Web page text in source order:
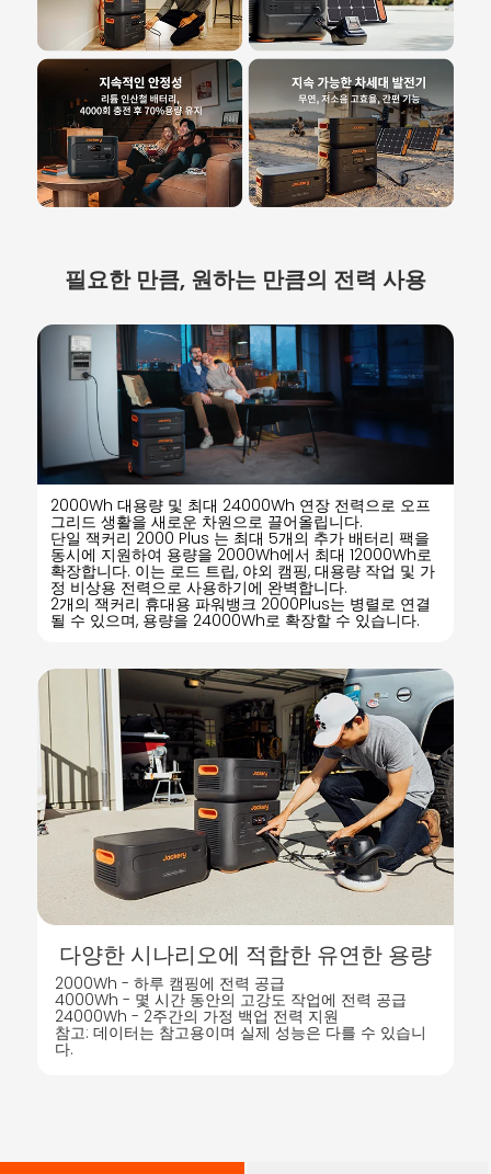
필요한 만큼, 원하는 만큼의 전력 사용
2000Wh 대용량 및 최대 24000Wh 연장 전력으로 오프
그리드 생활을 새로운 차원으로 끌어올립니다.
단일 잭커리 2000 Plus 는 최대 5개의 추가 배터리 팩을
동시에 지원하여 용량을 2000Wh에서 최대 12000Wh로
확장합니다. 이는 로드 트립, 야외 캠핑, 대용량 작업 및 가
정 비상용 전력으로 사용하기에 완벽합니다.
2개의 잭커리 휴대용 파워뱅크 2000Plus는 병렬로 연결
될 수 있으며, 용량을 24000Wh로 확장할 수 있습니다.
다양한 시나리오에 적합한 유연한 용량
2000Wh - 하루 캠핑에 전력 공급
4000Wh - 몇 시간 동안의 고강도 작업에 전력 공급
24000Wh - 2주간의 가정 백업 전력 지원
참고: 데이터는 참고용이며 실제 성능은 다를 수 있습니
다.